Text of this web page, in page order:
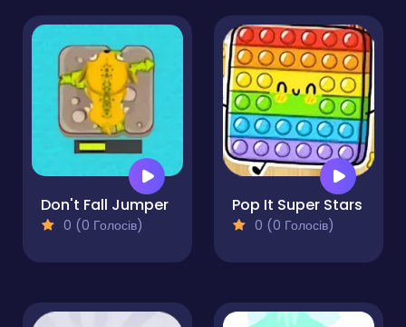
Don't Fall Jumper
0 (0 Голосів)
Pop It Super Stars
0 (0 Голосів)